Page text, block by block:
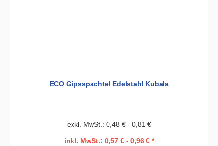
ECO Gipsspachtel Edelstahl Kubala
exkl. MwSt.: 0,48 € - 0,81 €
inkl. MwSt.: 0,57 € - 0,96 € *